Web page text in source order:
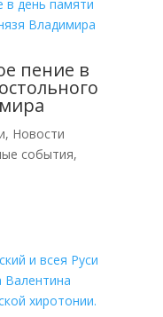
пение в
, Новости
события,